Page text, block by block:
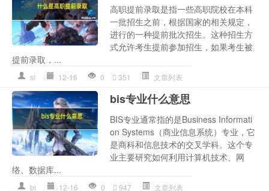
高职提前录取是指一些高职院校在本科
一批招生之前，根据国家的相关规定，
进行的一种提前批次招生。这种招生方
式允许考生提前参加招生，如果考生被
提前录取，...
sl 12-16 0 351 文章列表
bis专业什么意思
BIS专业通常指的是Business Informati
on Systems（商业信息系统）专业，它
是商科和信息技术的交叉学科。这个专
业主要研究如何利用计算机技术、网
络、数据库...
bi 12-16 0 947 文章列表